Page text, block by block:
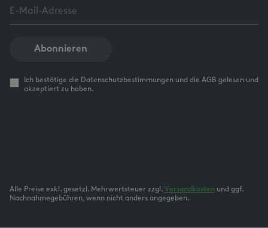
Abonnieren
Ich bestätige die Datenschutzbestimmungen und die AGB gelesen und
akzeptiert zu haben.
Alle Preise exkl. gesetzl. Mehrwertsteuer zzgl. Versandkosten und ggf.
Nachnahmegebühren, wenn nicht anders angegeben.